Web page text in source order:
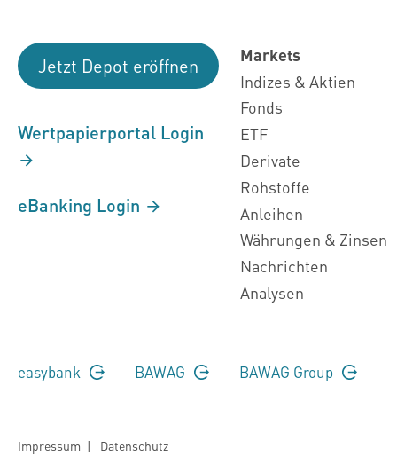
Jetzt Depot eröffnen
Wertpapierportal Login
eBanking Login
Markets
Indizes & Aktien
Fonds
ETF
Derivate
Rohstoffe
Anleihen
Währungen & Zinsen
Nachrichten
Analysen
easybank BAWAG BAWAG Group
Impressum | Datenschutz